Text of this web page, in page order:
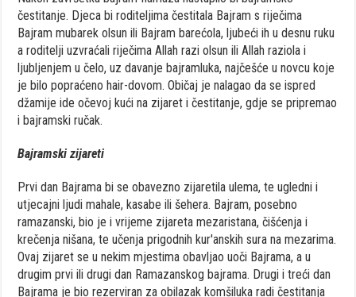
čestitanje. Djeca bi roditeljima čestitala Bajram s riječima
Bajram mubarek olsun ili Bajram barećola, ljubeći ih u desnu ruku
a roditelji uzvraćali riječima Allah razi olsun ili Allah raziola i
ljubljenjem u čelo, uz davanje bajramluka, najčešće u novcu koje
je bilo popraćeno hair-dovom. Običaj je nalagao da se ispred
džamije ide očevoj kući na zijaret i čestitanje, gdje se pripremao
i bajramski ručak.
Bajramski zijareti
Prvi dan Bajrama bi se obavezno zijaretila ulema, te ugledni i
utjecajni ljudi mahale, kasabe ili šehera. Bajram, posebno
ramazanski, bio je i vrijeme zijareta mezaristana, čišćenja i
krečenja nišana, te učenja prigodnih kur'anskih sura na mezarima.
Ovaj zijaret se u nekim mjestima obavljao uoči Bajrama, a u
drugim prvi ili drugi dan Ramazanskog bajrama. Drugi i treći dan
Bajrama je bio rezerviran za obilazak komšiluka radi čestitanja